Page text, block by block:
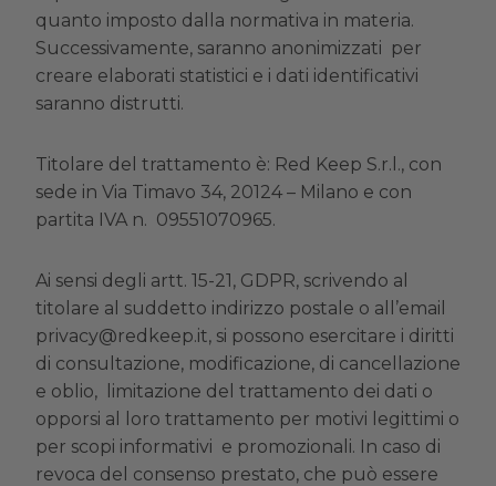
quanto imposto dalla normativa in materia.
Successivamente, saranno anonimizzati per
creare elaborati statistici e i dati identificativi
saranno distrutti.
Titolare del trattamento è: Red Keep S.r.l., con
sede in Via Timavo 34, 20124 – Milano e con
partita IVA n. 09551070965.
Ai sensi degli artt. 15-21, GDPR, scrivendo al
titolare al suddetto indirizzo postale o all’email
privacy@redkeep.it, si possono esercitare i diritti
di consultazione, modificazione, di cancellazione
e oblio, limitazione del trattamento dei dati o
opporsi al loro trattamento per motivi legittimi o
per scopi informativi e promozionali. In caso di
revoca del consenso prestato, che può essere